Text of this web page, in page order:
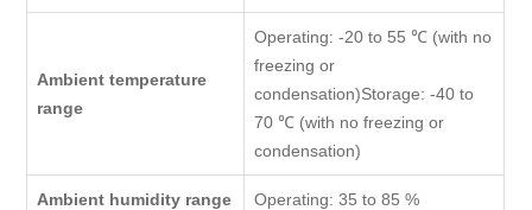
Ambient temperature
range
Operating: -20 to 55 ℃ (with no
freezing or
condensation)Storage: -40 to
70 ℃ (with no freezing or
condensation)
Ambient humidity range Operating: 35 to 85 %